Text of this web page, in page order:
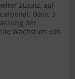
Zusatz, auf
Basic 3
der
Wachstum von